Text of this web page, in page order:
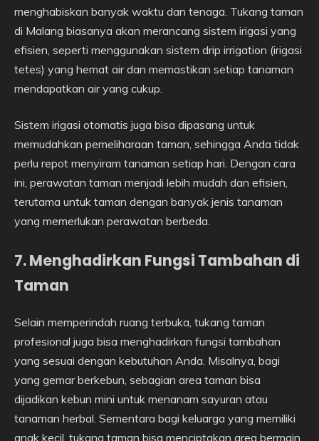
menghabiskan banyak waktu dan tenaga. Tukang taman
di Malang biasanya akan merancang sistem irigasi yang
efisien, seperti menggunakan sistem drip irrigation (irigasi
tetes) yang hemat air dan memastikan setiap tanaman
mendapatkan air yang cukup.
Sistem irigasi otomatis juga bisa dipasang untuk
memudahkan pemeliharaan taman, sehingga Anda tidak
perlu repot menyiram tanaman setiap hari. Dengan cara
ini, perawatan taman menjadi lebih mudah dan efisien,
terutama untuk taman dengan banyak jenis tanaman
yang memerlukan perawatan berbeda.
7. Menghadirkan Fungsi Tambahan di
Taman
Selain memperindah ruang terbuka, tukang taman
profesional juga bisa menghadirkan fungsi tambahan
yang sesuai dengan kebutuhan Anda. Misalnya, bagi
yang gemar berkebun, sebagian area taman bisa
dijadikan kebun mini untuk menanam sayuran atau
tanaman herbal. Sementara bagi keluarga yang memiliki
anak kecil, tukang taman bisa menciptakan area bermain